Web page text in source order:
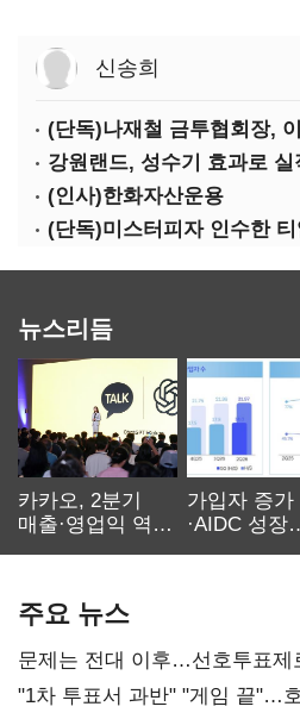
신송희
강원랜드, 성수기 효과로
(인사)한화자산운용
뉴스리듬
카카오, 2분기
매출·영업익 역대
가입자 증가
·AIDC 성장
주요 뉴스
문제는 전대 이후…선호투표제
불복'
"1차 투표서 과반" "게임 끝"…